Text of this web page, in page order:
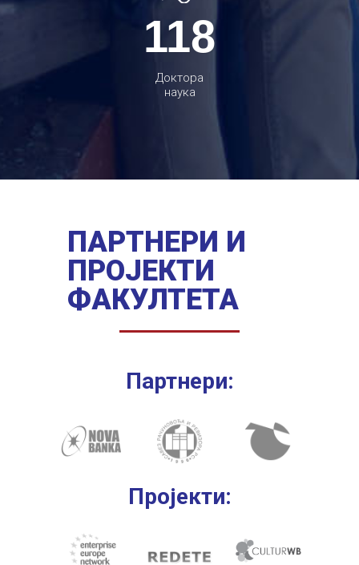
118
Доктора
наука
ПАРТНЕРИ И
ПРОЈЕКТИ
ФАКУЛТЕТА
Партнери:
Пројекти: